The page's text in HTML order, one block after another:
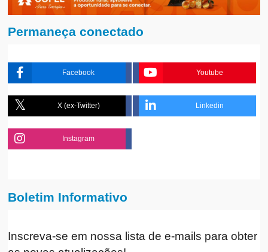
Permaneça conectado
Facebook Youtube
X (ex-Twitter) Linkedin
Instagram
Boletim Informativo
Inscreva-se em nossa lista de e-mails para obter